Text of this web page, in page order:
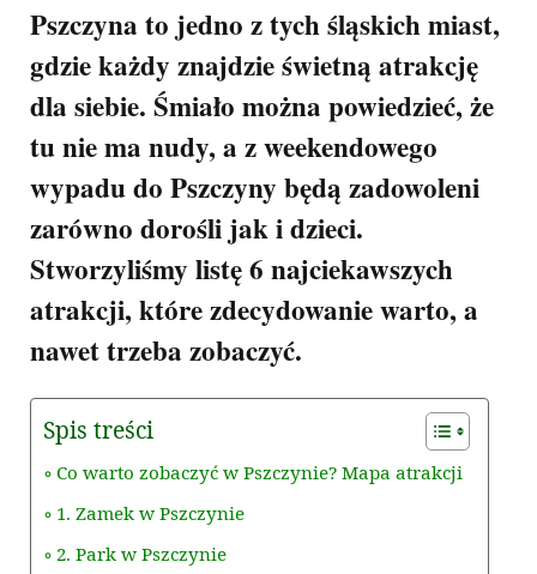
Pszczyna to jedno z tych śląskich miast,
gdzie każdy znajdzie świetną atrakcję
dla siebie. Śmiało można powiedzieć, że
tu nie ma nudy, a z weekendowego
wypadu do Pszczyny będą zadowoleni
zarówno dorośli jak i dzieci.
Stworzyliśmy listę 6 najciekawszych
atrakcji, które zdecydowanie warto, a
nawet trzeba zobaczyć.
Spis treści
Co warto zobaczyć w Pszczynie? Mapa atrakcji
1. Zamek w Pszczynie
2. Park w Pszczynie